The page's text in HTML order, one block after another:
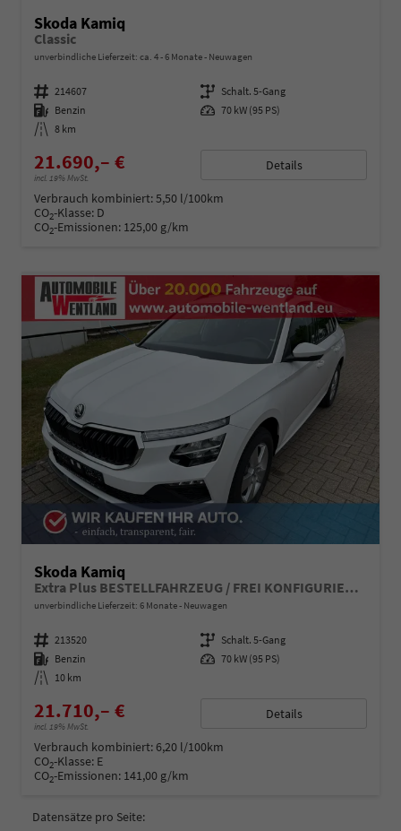
Skoda Kamiq
Classic
unverbindliche Lieferzeit: ca. 4 - 6 Monate Neuwagen
Fahrzeugnummer 214607 Getriebe Schalt. 5-Gang
Kraftstoff Benzin Leistung 70 kW (95 PS)
Kilometerstand 8 km
21.690,– €
incl. 19% MwSt.
Details
Verbrauch kombiniert:5,50 l/100km
CO2-Klasse: D
CO2-Emissionen: 125,00 g/km
Skoda Kamiq
Extra Plus BESTELLFAHRZEUG / FREI KONFIGURIERBAR
unverbindliche Lieferzeit: 6 Monate Neuwagen
Fahrzeugnummer 213520 Getriebe Schalt. 5-Gang
Kraftstoff Benzin Leistung 70 kW (95 PS)
Kilometerstand 10 km
21.710,– €
incl. 19% MwSt.
Details
Verbrauch kombiniert:6,20 l/100km
CO2-Klasse: E
CO2-Emissionen: 141,00 g/km
Datensätze pro Seite: